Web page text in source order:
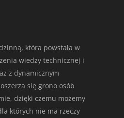
która powstała w
wiedzy technicznej i
z dynamicznym
się grono osób
dzięki czemu możemy
których nie ma rzeczy